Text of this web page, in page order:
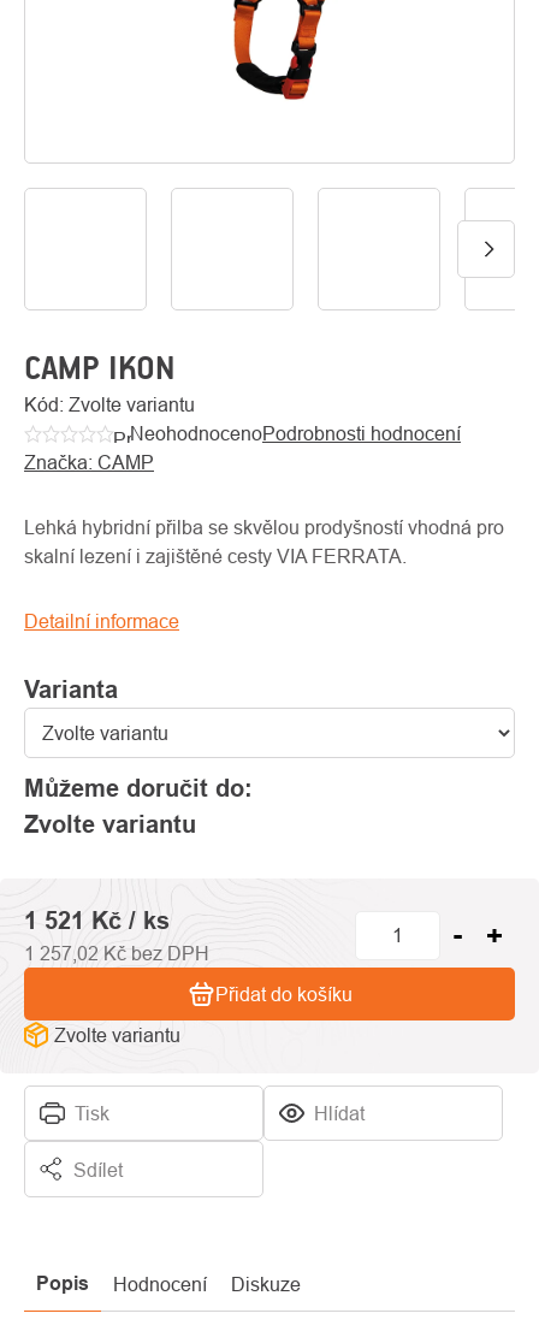
O
CAMP IKON
Kód: Zvolte variantu
Průměrné
hodnocení
je
0,0
5
NeohodnocenoPodrobnosti hodnocení
Značka: CAMP
Varianta
Můžeme doručit do:
Zvolte variantu
Lehká hybridní přilba se skvělou prodyšností vhodná pro
skalní lezení i zajištěné cesty VIA FERRATA.
Detailní informace
Tisk Hlídat
Sdílet
1 521 Kč / ks
1 257,02 Kč bez DPH
Zvolte variantu
Přidat do košíku
Popis Hodnocení Diskuze